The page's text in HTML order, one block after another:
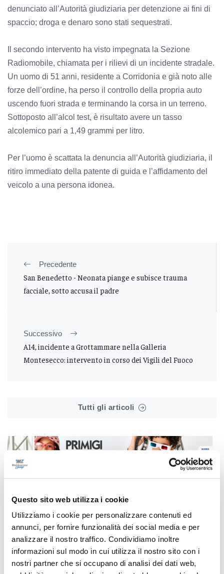
Questo sito web utilizza i cookie
Utilizziamo i cookie per personalizzare contenuti ed
annunci, per fornire funzionalità dei social media e per
analizzare il nostro traffico. Condividiamo inoltre
informazioni sul modo in cui utilizza il nostro sito con i
nostri partner che si occupano di analisi dei dati web,
denunciato all’Autorità giudiziaria per detenzione ai fini di
spaccio; droga e denaro sono stati sequestrati.
Il secondo intervento ha visto impegnata la Sezione
Radiomobile, chiamata per i rilievi di un incidente stradale.
Un uomo di 51 anni, residente a Corridonia e già noto alle
forze dell’ordine, ha perso il controllo della propria auto
uscendo fuori strada e terminando la corsa in un terreno.
Sottoposto all’alcol test, è risultato avere un tasso
alcolemico pari a 1,49 grammi per litro.
Per l’uomo è scattata la denuncia all’Autorità giudiziaria, il
ritiro immediato della patente di guida e l’affidamento del
veicolo a una persona idonea.
Precedente
San Benedetto - Neonata piange e subisce trauma
facciale, sotto accusa il padre
Successivo
A14, incidente a Grottammare nella Galleria
Montesecco: intervento in corso dei Vigili del Fuoco
Tutti gli articoli
Correlati